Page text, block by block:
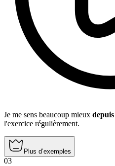
Je me sens beaucoup mieux depuis
l'exercice régulièrement.
Plus d’exemples
03